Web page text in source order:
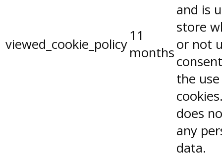
viewed_cookie_policy
11
months
and is
store
or not
the
does
any
data.